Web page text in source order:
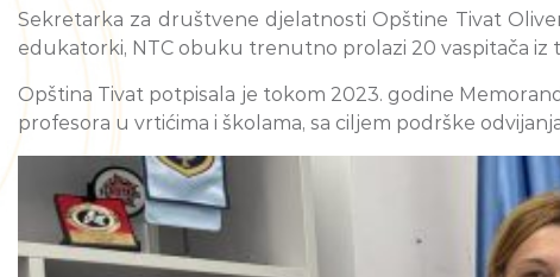
Sekretarka za društvene djelatnosti Opštine Tivat
edukatorki, NTC obuku trenutno prolazi 20 vaspitača iz
Opština Tivat potpisala je tokom 2023. godine
profesora u vrtićima i školama, sa ciljem podrške